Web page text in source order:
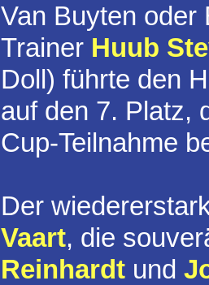
Van Buyten oder
Trainer Huub
Doll) führte den
auf den 7. Platz,
Cup-Teilnahme
Der
Vaart, die
Reinhardt und